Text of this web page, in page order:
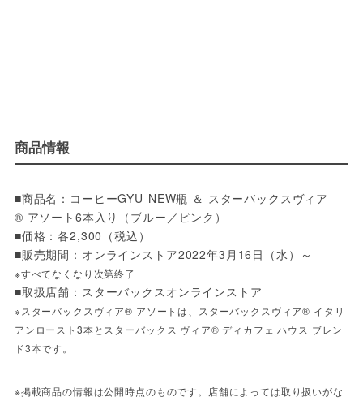
商品情報
■商品名：コーヒーGYU‐NEW瓶 ＆ スターバックスヴィア
® アソート6本入り（ブルー／ピンク）
■価格：各2,300（税込）
■販売期間：オンラインストア2022年3月16日（水）～
※すべてなくなり次第終了
■取扱店舗：スターバックスオンラインストア
※スターバックスヴィア® アソートは、スターバックスヴィア® イタリ
アンロースト3本とスターバックス ヴィア® ディカフェ ハウス ブレン
ド3本です。
※掲載商品の情報は公開時点のものです。店舗によっては取り扱いがな